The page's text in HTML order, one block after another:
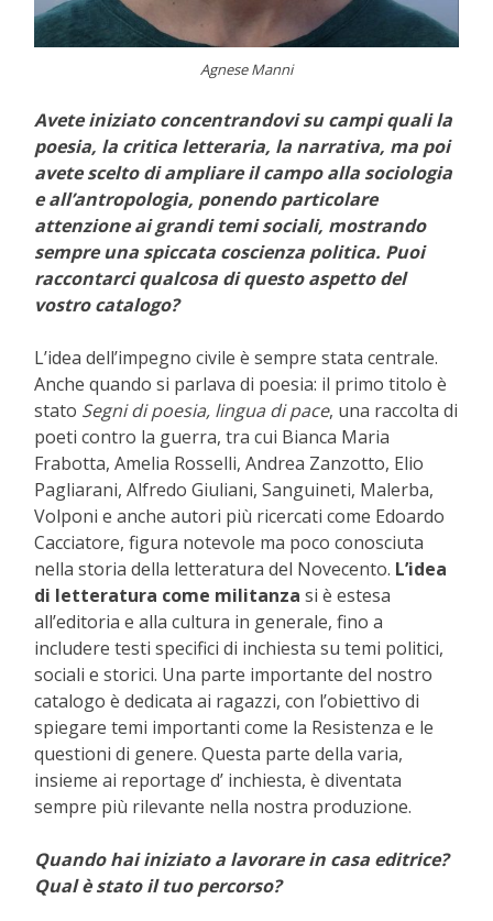
Agnese Manni
Avete iniziato concentrandovi su campi quali la
poesia, la critica letteraria, la narrativa, ma poi
avete scelto di ampliare il campo alla sociologia
e all’antropologia, ponendo particolare
attenzione ai grandi temi sociali, mostrando
sempre una spiccata coscienza politica. Puoi
raccontarci qualcosa di questo aspetto del
vostro catalogo?
L’idea dell’impegno civile è sempre stata centrale.
Anche quando si parlava di poesia: il primo titolo è
stato Segni di poesia, lingua di pace, una raccolta di
poeti contro la guerra, tra cui Bianca Maria
Frabotta, Amelia Rosselli, Andrea Zanzotto, Elio
Pagliarani, Alfredo Giuliani, Sanguineti, Malerba,
Volponi e anche autori più ricercati come Edoardo
Cacciatore, figura notevole ma poco conosciuta
nella storia della letteratura del Novecento. L’idea
di letteratura come militanza si è estesa
all’editoria e alla cultura in generale, fino a
includere testi specifici di inchiesta su temi politici,
sociali e storici. Una parte importante del nostro
catalogo è dedicata ai ragazzi, con l’obiettivo di
spiegare temi importanti come la Resistenza e le
questioni di genere. Questa parte della varia,
insieme ai reportage d’ inchiesta, è diventata
sempre più rilevante nella nostra produzione.
Quando hai iniziato a lavorare in casa editrice?
Qual è stato il tuo percorso?